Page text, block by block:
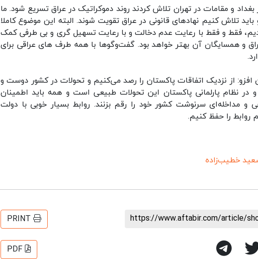
و مقامات در تهران تلاش کردند روند دموکراتیک در عراق تسریع شود. ما
تلاش کنیم نهادهای قانونی در عراق تقویت شوند. البته این موضوع کاملا
فقط و فقط با رعایت عدم دخالت و با رعایت تسهیل گری و بی طرفی کمک
و همسایگان آن بهتر خواهد بود. گفت‌وگوها با همه طرف های عراقی برای
از نزدیک اتفاقات پاکستان را رصد می‌کنیم و تحولات در کشور دوست و
در نظام پارلمانی پاکستان این تحولات طبیعی است و همه باید اطمینان
مداخله‌ای سرنوشت کشور خود را رقم بزنند. روابط بسیار خوبی با دولت
روابط را حفظ کنیم.
خطیب‌زاده
https://www.aftabir.com/article/
PRINT
PDF